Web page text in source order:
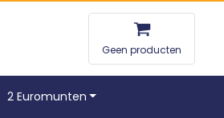
Geen producten
2 Euromunten